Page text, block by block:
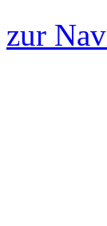
zur